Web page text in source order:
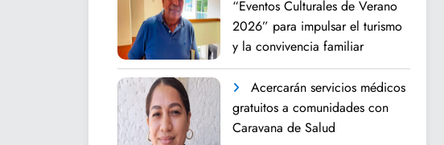
“Eventos Culturales de Verano
2026” para impulsar el turismo
y la convivencia familiar
Acercarán servicios médicos
gratuitos a comunidades con
Caravana de Salud